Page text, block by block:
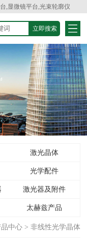
,显微镜平台,光束轮廓仪
激光晶体
光学配件
激光器及附件
太赫兹产品
品中心> 非线性光学晶体